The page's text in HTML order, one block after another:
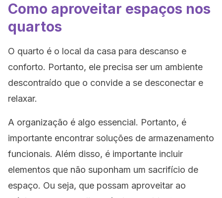
Como aproveitar espaços nos
quartos
O quarto é o local da casa para descanso e
conforto. Portanto, ele precisa ser um ambiente
descontraído que o convide a se desconectar e
relaxar.
A organização é algo essencial. Portanto, é
importante encontrar soluções de armazenamento
funcionais. Além disso, é importante incluir
elementos que não suponham um sacrifício de
espaço. Ou seja, que possam aproveitar ao